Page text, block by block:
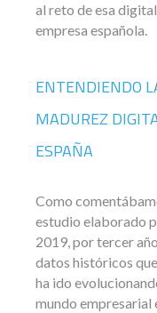
al reto de esa
empresa española.
ENTENDIENDO
MADUREZ
ESPAÑA
Como
estudio elaborado
2019, por tercer
datos históricos
ha ido
mundo empresarial